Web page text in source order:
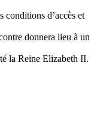
conditions d’accès et
donnera lieu à un
la Reine Elizabeth II.